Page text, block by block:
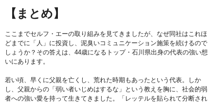
【まとめ】
ここまでセルフ・エーの取り組みを見てきましたが、なぜ同社はこれほ
どまでに「人」に投資し、泥臭いコミュニケーション施策を続けるので
しょうか？その答えは、44歳になるトップ・石川県出身の代表の強い想
いにあります。
若い頃、早くに父親を亡くし、荒れた時期もあったという代表。しか
し、父親からの「弱い者いじめはするな」という教えを胸に、社会的弱
者への強い愛を持って生きてきました。「レッテルを貼られて分断され